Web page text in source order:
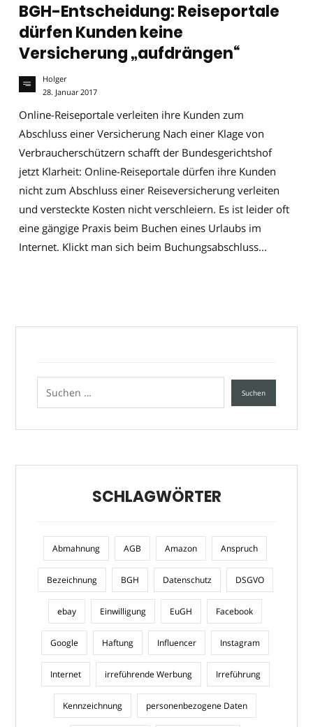
BGH-Entscheidung: Reiseportale
dürfen Kunden keine
Versicherung „aufdrängen“
Holger
28. Januar 2017
Online-Reiseportale verleiten ihre Kunden zum
Abschluss einer Versicherung Nach einer Klage von
Verbraucherschützern schafft der Bundesgerichtshof
jetzt Klarheit: Online-Reiseportale dürfen ihre Kunden
nicht zum Abschluss einer Reiseversicherung verleiten
und versteckte Kosten nicht verschleiern. Es ist leider oft
eine gängige Praxis beim Buchen eines Urlaubs im
Internet. Klickt man sich beim Buchungsabschluss...
SCHLAGWÖRTER
Abmahnung AGB Amazon Anspruch
Bezeichnung BGH Datenschutz DSGVO
ebay Einwilligung EuGH Facebook
Google Haftung Influencer Instagram
Internet irreführende Werbung Irreführung
Kennzeichnung personenbezogene Daten